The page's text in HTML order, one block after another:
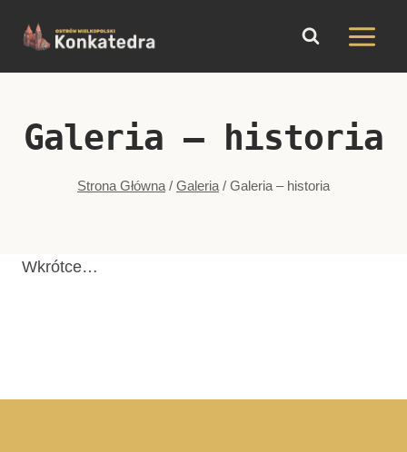
treści
Galeria – historia
Strona Główna / Galeria / Galeria – historia
Wkrótce…